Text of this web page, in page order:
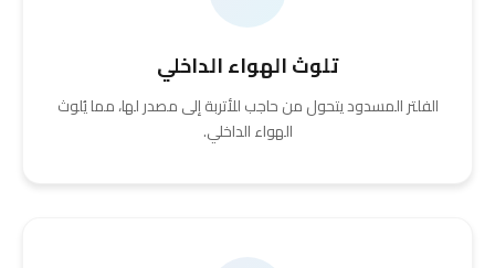
تلوث الهواء الداخلي
الفلتر المسدود يتحول من حاجب للأتربة إلى مصدر لها، مما يُلوث
الهواء الداخلي.